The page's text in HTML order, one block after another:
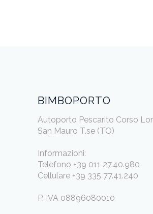
BIMBOPORTO
Autoporto Pescarito Corso
San Mauro T.se (TO)
Informazioni:
Telefono +39 011 27.40.980
Cellulare +39 335 77.41.240
P. IVA 08896080010